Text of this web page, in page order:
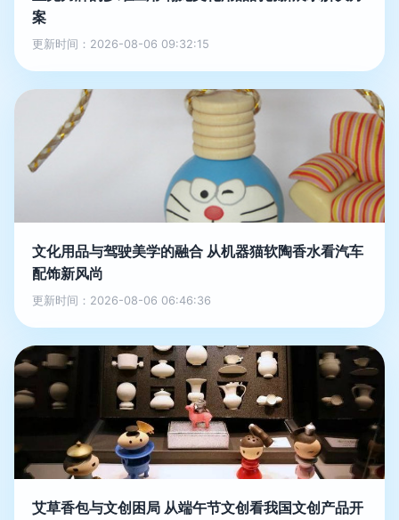
案
更新时间：2026-08-06 09:32:15
文化用品与驾驶美学的融合 从机器猫软陶香水看汽车
配饰新风尚
更新时间：2026-08-06 06:46:36
艾草香包与文创困局 从端午节文创看我国文创产品开